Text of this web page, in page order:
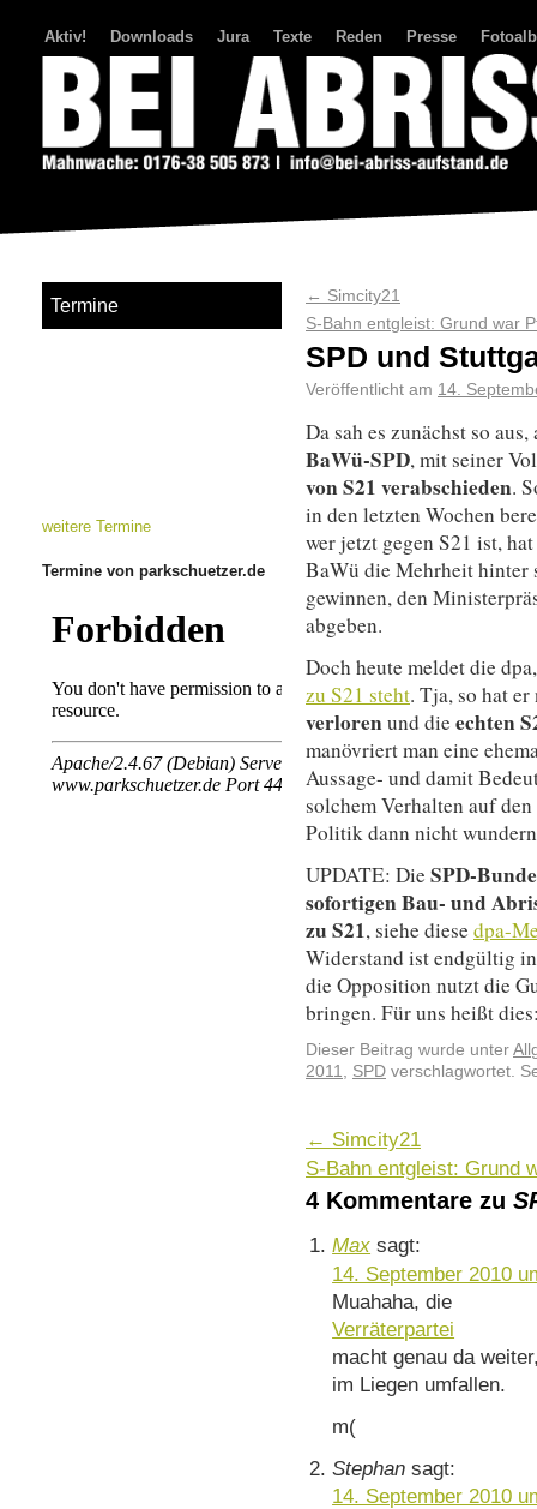
Aktiv! Downloads Jura Texte Reden Presse
← Simcity21
S-Bahn entgleist: Grund war
SPD und
Veröffentlicht am 14.
Da sah es zunächst so
BaWü-SPD, mit seiner
von S21 verabschieden.
in den letzten Wochen
wer jetzt gegen S21 ist,
BaWü die Mehrheit hinter
gewinnen, den
abgeben.
Doch heute meldet die
zu S21 steht. Tja, so hat
verlorenund die echten
manövriert man eine
Aussage- und damit
solchem Verhalten auf
Politik dann nicht
UPDATE: Die SPD-
sofortigen Bau- und
zu S21, siehe diese dpa-
Widerstand ist endgültig
die Opposition nutzt die
bringen. Für uns heißt
Dieser Beitrag wurde unter
2011, SPD verschlagwortet.
← Simcity21
S-Bahn entgleist: Grund
4 Kommentare zu
Max sagt:
14. September 2010
Muahaha, die
Verräterpartei
macht genau da
im Liegen umfallen.
m(
Stephan sagt:
14. September 2010
Termine
weitere Termine
Termine von parkschuetzer.de